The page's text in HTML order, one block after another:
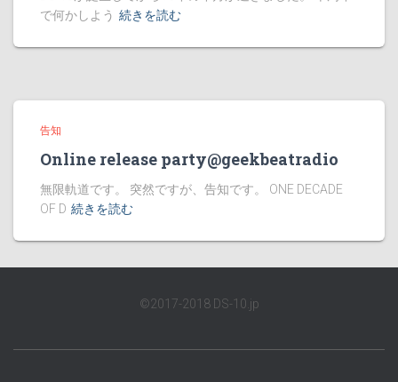
で何かしよう 続きを読む
告知
Online release party@geekbeatradio
無限軌道です。 突然ですが、告知です。 ONE DECADE
OF D 続きを読む
©2017-2018 DS-10.jp